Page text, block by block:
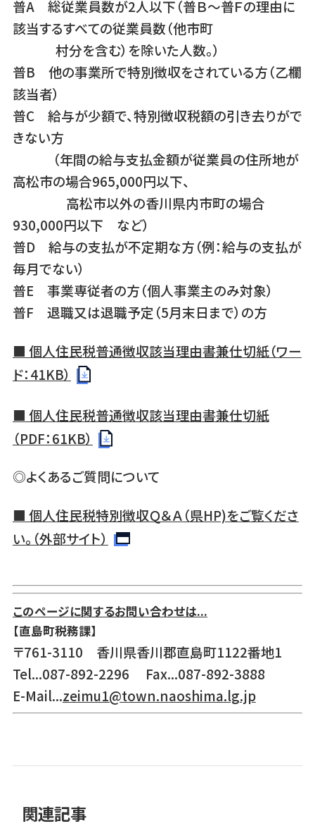
普A 総従業員数が2人以下（普Ｂ～普Ｆの理由に
該当するすべての従業員数（他市町
村分を含む）を除いた人数。）
普B 他の事業所で特別徴収をされている方（乙欄
該当者）
普C 給与が少額で、特別徴収税額の引き去りがで
きない方
（年間の給与支払金額が従業員の住所地が
高松市の場合965,000円以下、
高松市以外の香川県内市町の場合
930,000円以下 など）
普D 給与の支払が不定期な方（例：給与の支払が
毎月でない）
普E 事業専従者の方（個人事業主のみ対象）
普F 退職又は退職予定（5月末日まで）の方
■ 個人住民税普通徴収該当理由書兼仕切紙（ワー
ド：41KB）
■ 個人住民税普通徴収該当理由書兼仕切紙
（PDF：61KB）
◎よくあるご質問について
■ 個人住民税特別徴収Ｑ＆Ａ（県HP)をご覧くださ
い。（外部サイト）
このページに関するお問い合わせは...
【直島町税務課】
〒761-3110 香川県香川郡直島町1122番地1
Tel...087-892-2296 Fax...087-892-3888
E-Mail...zeimu1@town.naoshima.lg.jp
関連記事